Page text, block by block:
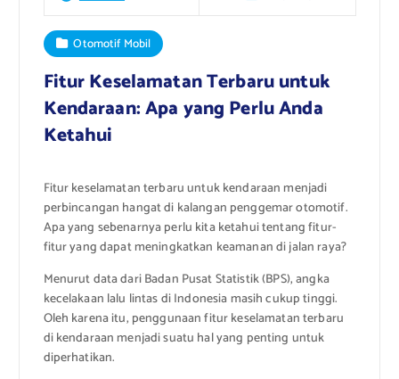
Otomotif Mobil
Fitur Keselamatan Terbaru untuk
Kendaraan: Apa yang Perlu Anda
Ketahui
Fitur keselamatan terbaru untuk kendaraan menjadi
perbincangan hangat di kalangan penggemar otomotif.
Apa yang sebenarnya perlu kita ketahui tentang fitur-
fitur yang dapat meningkatkan keamanan di jalan raya?
Menurut data dari Badan Pusat Statistik (BPS), angka
kecelakaan lalu lintas di Indonesia masih cukup tinggi.
Oleh karena itu, penggunaan fitur keselamatan terbaru
di kendaraan menjadi suatu hal yang penting untuk
diperhatikan.